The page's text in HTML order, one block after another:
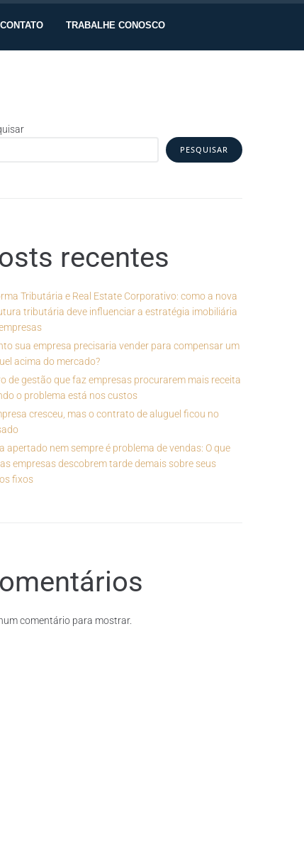
CONTATO TRABALHE CONOSCO
PESQUISAR
recentes
Tributária e Real Estate Corporativo: como a nova
tributária deve influenciar a estratégia imobiliária
sua empresa precisaria vender para compensar um
acima do mercado?
de gestão que faz empresas procurarem mais receita
o problema está nos custos
cresceu, mas o contrato de aluguel ficou no
apertado nem sempre é problema de vendas: O que
empresas descobrem tarde demais sobre seus
fixos
comentário para mostrar.